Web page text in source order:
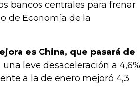
bancos centrales para frenar
de Economía de la
es China, que pasará de
una leve desaceleración a 4,6%
a la de enero mejoró 4,3